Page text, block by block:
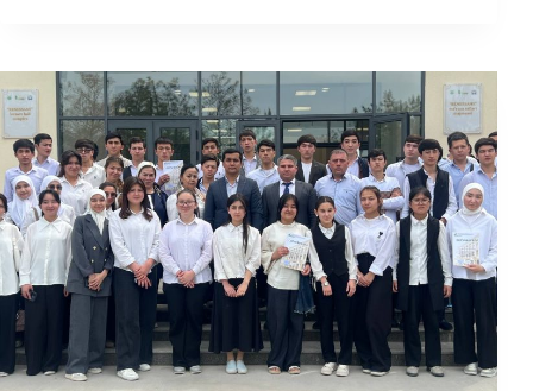
THE
80TH
ANNIVERSARY
OF
VICTORY
AND
MAY
9
–
DAY
OF
REMEMBRANCE
HONOR